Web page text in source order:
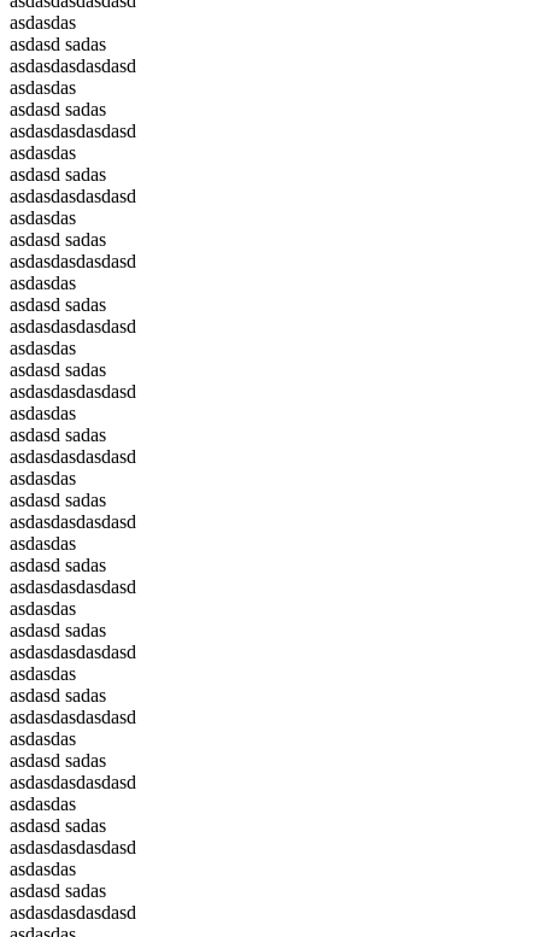
asdasdas
asdasd sadas
asdasdasdasdasd
asdasdas
asdasd sadas
asdasdasdasdasd
asdasdas
asdasd sadas
asdasdasdasdasd
asdasdas
asdasd sadas
asdasdasdasdasd
asdasdas
asdasd sadas
asdasdasdasdasd
asdasdas
asdasd sadas
asdasdasdasdasd
asdasdas
asdasd sadas
asdasdasdasdasd
asdasdas
asdasd sadas
asdasdasdasdasd
asdasdas
asdasd sadas
asdasdasdasdasd
asdasdas
asdasd sadas
asdasdasdasdasd
asdasdas
asdasd sadas
asdasdasdasdasd
asdasdas
asdasd sadas
asdasdasdasdasd
asdasdas
asdasd sadas
asdasdasdasdasd
asdasdas
asdasd sadas
asdasdasdasdasd